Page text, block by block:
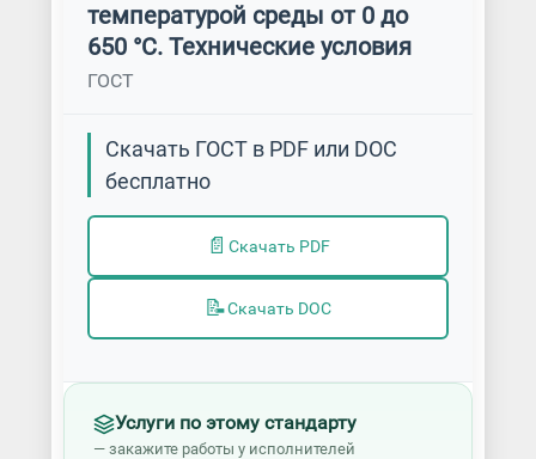
температурой среды от 0 до
650 °С. Технические условия
ГОСТ
Скачать ГОСТ в PDF или DOC
бесплатно
📄 Скачать PDF
📝Скачать DOC
Услуги по этому стандарту
— закажите работы у исполнителей